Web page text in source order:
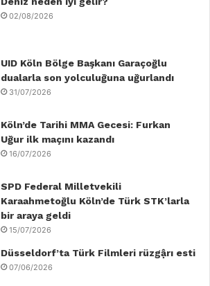
t
r
e
I
n
u
e
r
02/08/2026
UID Köln Bölge Başkanı Garaçoğlu
dualarla son yolculuğuna uğurlandı
31/07/2026
Köln’de Tarihi MMA Gecesi: Furkan
Uğur ilk maçını kazandı
16/07/2026
SPD Federal Milletvekili
Karaahmetoğlu Köln’de Türk STK’larla
bir araya geldi
15/07/2026
Düsseldorf’ta Türk Filmleri rüzgậrı esti
07/06/2026